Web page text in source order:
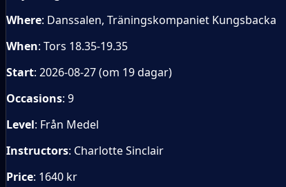
Where: Danssalen, Träningskompaniet Kungsbacka
When: Tors 18.35-19.35
Start: 2026-08-27 (om 19 dagar)
Occasions: 9
Level: Från Medel
Instructors: Charlotte Sinclair
Price: 1640 kr